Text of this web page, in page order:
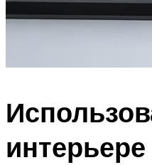
интерьере